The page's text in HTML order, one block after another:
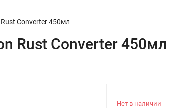
Converter 450мл
Rust Converter 450мл
Нет в наличии